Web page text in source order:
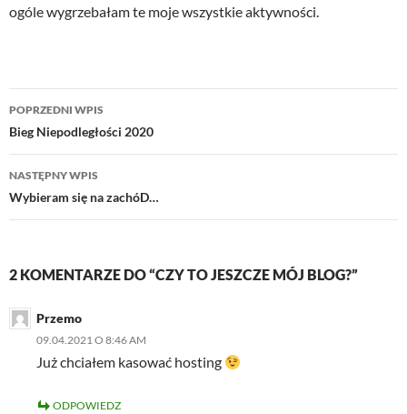
ogóle wygrzebałam te moje wszystkie aktywności.
Nawigacja
wpisu
POPRZEDNI WPIS
Bieg Niepodległości 2020
NASTĘPNY WPIS
Wybieram się na zachóD…
2 KOMENTARZE DO “CZY TO JESZCZE MÓJ BLOG?”
Przemo
09.04.2021 O 8:46 AM
Już chciałem kasować hosting
ODPOWIEDZ